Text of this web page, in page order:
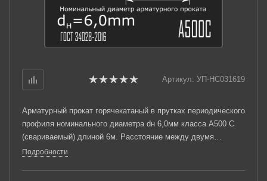
Артикул: УП-НС031619
Арматурный прокат горячекатаный в прутках периодического
профиля номинального диаметра dн 6,0мм класса А500 С
(свариваемый) длиной 6м. Расстояние между двумя
соседними поперечными ребрами измеренное вдоль оси
Подробности